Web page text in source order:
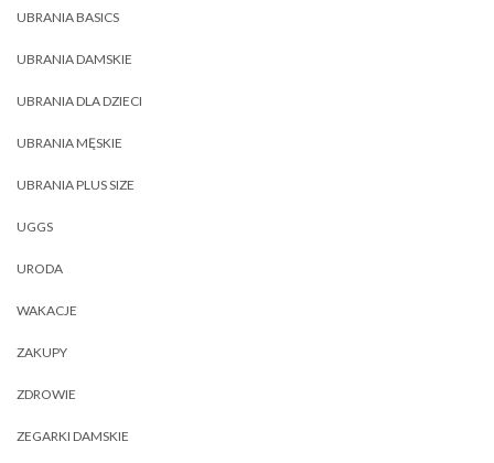
UBRANIA BASICS
UBRANIA DAMSKIE
UBRANIA DLA DZIECI
UBRANIA MĘSKIE
UBRANIA PLUS SIZE
UGGS
URODA
WAKACJE
ZAKUPY
ZDROWIE
ZEGARKI DAMSKIE